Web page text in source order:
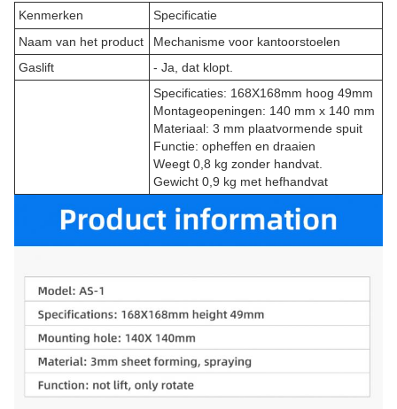
Kenmerken
Specificatie
Naam van het product
Mechanisme voor kantoorstoelen
Gaslift
- Ja, dat klopt.
Specificaties: 168X168mm hoog 49mm
Montageopeningen: 140 mm x 140 mm
Materiaal: 3 mm plaatvormende spuit
Functie: opheffen en draaien
Weegt 0,8 kg zonder handvat.
Gewicht 0,9 kg met hefhandvat